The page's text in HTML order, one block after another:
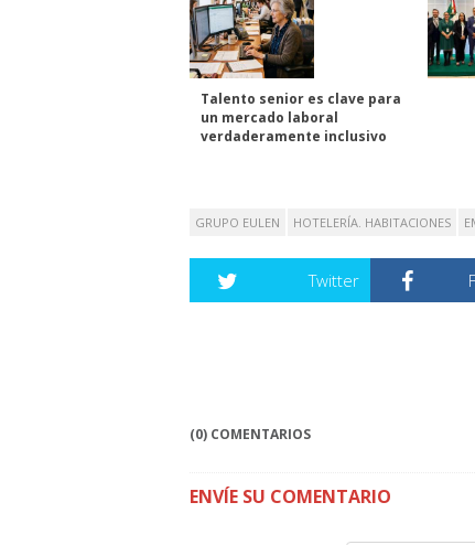
Talento senior es clave para
un mercado laboral
verdaderamente inclusivo
GRUPO EULEN HOTELERÍA. HABITACIONES
Twitter
(0) COMENTARIOS
ENVÍE SU COMENTARIO